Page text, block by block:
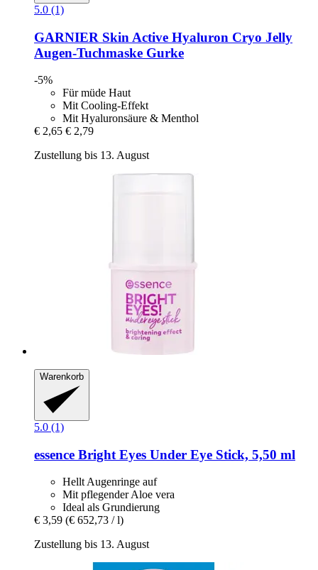
5.0 (1)
GARNIER Skin Active Hyaluron Cryo Jelly
Augen-​Tuchmaske Gurke
-5%
Für müde Haut
Mit Cooling-Effekt
Mit Hyaluronsäure & Menthol
€ 2,65 € 2,79
Zustellung bis 13. August
Warenkorb
5.0 (1)
essence Bright Eyes Under Eye Stick, 5,50 ml
Hellt Augenringe auf
Mit pflegender Aloe vera
Ideal als Grundierung
€ 3,59 (€ 652,73 / l)
Zustellung bis 13. August